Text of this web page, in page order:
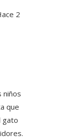
2
niños
que
gato